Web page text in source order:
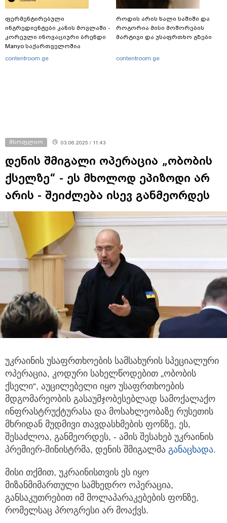
ფერმენტირებული
ინგრედიენტები კანის მოვლაში -
კორეული ინოვაციური ბრენდი
Manyo საქართველოშია
contentroom.ge
როდის არის ხალი საშიში და
როგორია მისი მოშორების
მარტივი და უსაფრთხო გზები
contentroom.ge
მსოფლიო 03.06.2025 / 11:43
დენის შმიგალი ოპერაცია „ობობის
ქსელზე“ - ეს მხოლოდ ეპიზოდი არ
არის - შეიძლება ისევ განმეორდეს
უკრაინის უსაფრთხოების სამსახურის სპეციალური
ოპერაცია, კოდური სახელწოდებით „ობობის
ქსელი“, აუცილებელი იყო უსაფრთხოების
მდგომარეობის გასაუმჯობესებლად სამოქალაქო
ინფრასტრუქტურასა და მოსახლეობაზე რუსეთის
მხრიდან მუდმივი თავდასხმების ფონზე, ეს,
შესაძლოა, განმეორდეს, - ამის შესახებ უკრაინის
პრემიერ-მინისტრმა, დენის შმიგალმა განაცხადა.
მისი თქმით, უკრაინისთვის ეს იყო
მიზანმიმართული სამხედრო ოპერაცია,
განსაკუთრებით იმ მოლაპარაკებების ფონზე,
რომელსაც პროგრესი არ მოაქვს.